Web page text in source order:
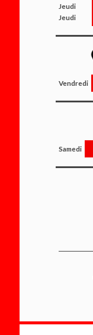
Jeudi
Jeudi
Vendredi
Samedi